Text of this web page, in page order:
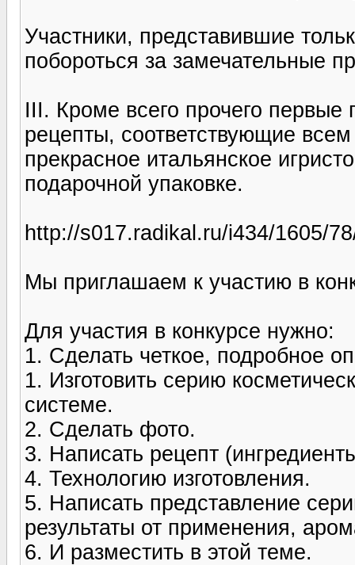
Участники, представившие
побороться за замечательные
III. Кроме всего прочего первые
рецепты, соответствующие
прекрасное итальянское
подарочной упаковке.
http://s017.radikal.ru/i434/1605/
Мы приглашаем к участию в
Для участия в конкурсе нужно:
1. Сделать четкое, подробное
1. Изготовить серию
системе.
2. Сделать фото.
3. Написать рецепт
4. Технологию изготовления.
5. Написать представление
результаты от применения,
6. И разместить в этой теме.